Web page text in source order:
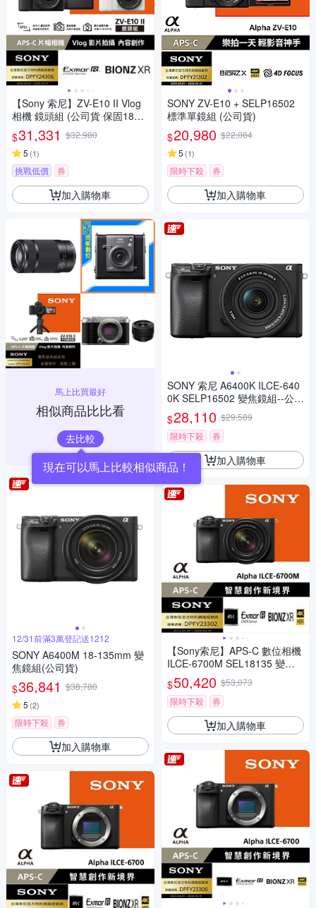
【Sony 索尼】ZV-E10 II Vlog
相機 鏡頭組 (公司貨 保固18+6
個月)
$31,331 $32,980
5 (1)
挑戰低價 券
加入購物車
馬上比買最好
相似商品比比看
去比較
現在可以馬上比較相似商品！
12/31前滿3萬登記送1212
SONY A6400M 18-135mm 變
焦鏡組(公司貨)
$36,841 $38,780
5 (2)
限時下殺 券
加入購物車
SONY ZV-E10 + SELP16502
標準單鏡組 (公司貨)
$20,980 $22,084
5 (1)
限時下殺 券
加入購物車
SONY 索尼 A6400K ILCE-640
0K SELP16502 變焦鏡組--公司
貨
$28,110 $29,589
限時下殺
券
加入購物車
【Sony索尼】APS-C 數位相機
ILCE-6700M SEL18135 變焦
鏡組 (公司貨 保固18+6個月)
$50,420 $53,073
限時下殺
券
加入購物車